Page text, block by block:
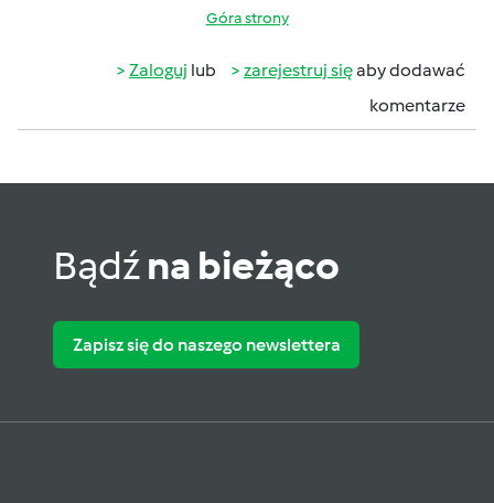
Góra strony
Zaloguj lub zarejestruj sięaby dodawać
komentarze
Bądźna bieżąco
Zapisz się do naszego newslettera